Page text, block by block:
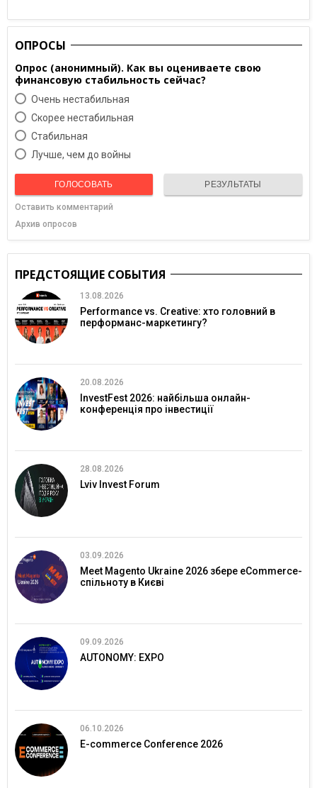
ОПРОСЫ
Опрос (анонимный). Как вы оцениваете свою
финансовую стабильность сейчас?
Очень нестабильная
Скорее нестабильная
Cтабильная
Лучше, чем до войны
ГОЛОСОВАТЬ РЕЗУЛЬТАТЫ
Оставить комментарий
Архив опросов
ПРЕДСТОЯЩИЕ СОБЫТИЯ
13.08.2026
Performance vs. Creative: хто головний в
перформанс-маркетингу?
20.08.2026
InvestFest 2026: найбільша онлайн-
конференція про інвестиції
28.08.2026
Lviv Invest Forum
03.09.2026
Meet Magento Ukraine 2026 збере eCommerce-
спільноту в Києві
09.09.2026
AUTONOMY: EXPO
06.10.2026
E-commerce Conference 2026